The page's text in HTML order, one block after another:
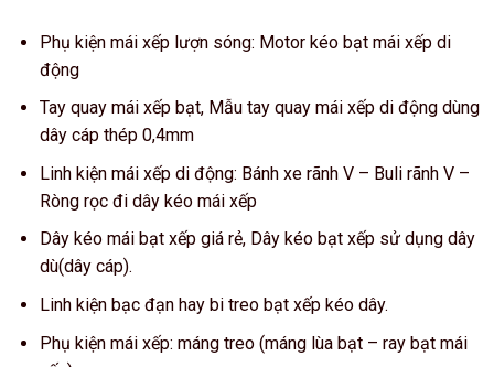
Phụ kiện mái xếp lượn sóng: Motor kéo bạt mái xếp di
động
Tay quay mái xếp bạt, Mẫu tay quay mái xếp di động dùng
dây cáp thép 0,4mm
Linh kiện mái xếp di động: Bánh xe rãnh V – Buli rãnh V –
Ròng rọc đi dây kéo mái xếp
Dây kéo mái bạt xếp giá rẻ, Dây kéo bạt xếp sử dụng dây
dù(dây cáp).
Linh kiện bạc đạn hay bi treo bạt xếp kéo dây.
Phụ kiện mái xếp: máng treo (máng lùa bạt – ray bạt mái